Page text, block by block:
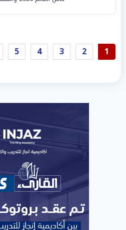
1
2
3
4
5